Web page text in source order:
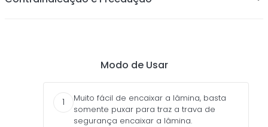
Modo de Usar
1
Muito fácil de encaixar a lâmina, basta
somente puxar para traz a trava de
segurança encaixar a lâmina.